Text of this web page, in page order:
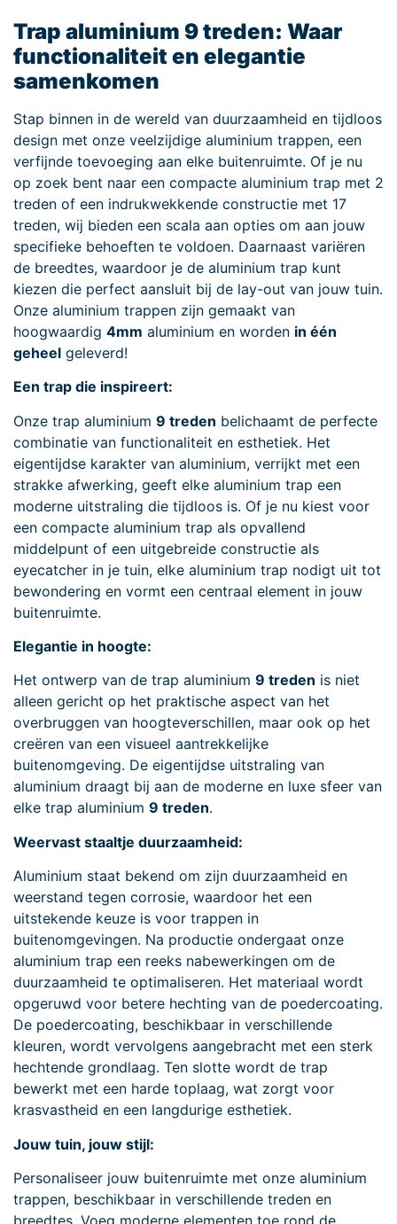
Trap aluminium 9 treden: Waar
functionaliteit en elegantie
samenkomen
Stap binnen in de wereld van duurzaamheid en tijdloos
design met onze veelzijdige aluminium trappen, een
verfijnde toevoeging aan elke buitenruimte. Of je nu
op zoek bent naar een compacte aluminium trap met 2
treden of een indrukwekkende constructie met 17
treden, wij bieden een scala aan opties om aan jouw
specifieke behoeften te voldoen. Daarnaast variëren
de breedtes, waardoor je de aluminium trap kunt
kiezen die perfect aansluit bij de lay-out van jouw tuin.
Onze aluminium trappen zijn gemaakt van
hoogwaardig 4mm aluminium en worden in één
geheel geleverd!
Een trap die inspireert:
Onze trap aluminium 9 treden belichaamt de perfecte
combinatie van functionaliteit en esthetiek. Het
eigentijdse karakter van aluminium, verrijkt met een
strakke afwerking, geeft elke aluminium trap een
moderne uitstraling die tijdloos is. Of je nu kiest voor
een compacte aluminium trap als opvallend
middelpunt of een uitgebreide constructie als
eyecatcher in je tuin, elke aluminium trap nodigt uit tot
bewondering en vormt een centraal element in jouw
buitenruimte.
Elegantie in hoogte:
Het ontwerp van de trap aluminium 9 treden is niet
alleen gericht op het praktische aspect van het
overbruggen van hoogteverschillen, maar ook op het
creëren van een visueel aantrekkelijke
buitenomgeving. De eigentijdse uitstraling van
aluminium draagt bij aan de moderne en luxe sfeer van
elke trap aluminium 9 treden.
Weervast staaltje duurzaamheid:
Aluminium staat bekend om zijn duurzaamheid en
weerstand tegen corrosie, waardoor het een
uitstekende keuze is voor trappen in
buitenomgevingen. Na productie ondergaat onze
aluminium trap een reeks nabewerkingen om de
duurzaamheid te optimaliseren. Het materiaal wordt
opgeruwd voor betere hechting van de poedercoating.
De poedercoating, beschikbaar in verschillende
kleuren, wordt vervolgens aangebracht met een sterk
hechtende grondlaag. Ten slotte wordt de trap
bewerkt met een harde toplaag, wat zorgt voor
krasvastheid en een langdurige esthetiek.
Jouw tuin, jouw stijl:
Personaliseer jouw buitenruimte met onze aluminium
trappen, beschikbaar in verschillende treden en
breedtes. Voeg moderne elementen toe rond de